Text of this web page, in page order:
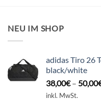
NEU IM SHOP
adidas Tiro 26
black/white
38,00€– 50,00
inkl. MwSt.